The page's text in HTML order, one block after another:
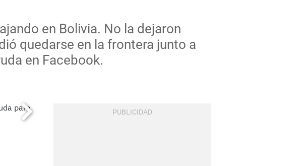
en Bolivia. No la dejaron
quedarse en la frontera junto a
en Facebook.